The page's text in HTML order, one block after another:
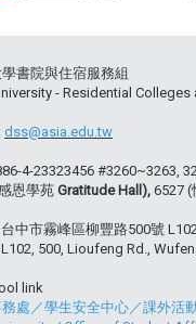
書院與住宿服務組
- Residential
dss@asia.edu.tw
4-23323456 #3260~3263,
恩學苑Gratitude Hall),6527
中市霧峰區柳豐路500號
500, Lioufeng Rd.,
link
處 ／學生安全中心 ／課外活